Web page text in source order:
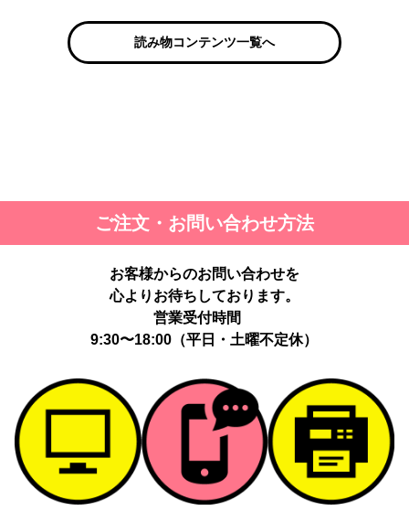
読み物コンテンツ一覧へ
ご注文・お問い合わせ方法
お客様からのお問い合わせを
心よりお待ちしております。
営業受付時間
9:30〜18:00（平日・土曜不定休）